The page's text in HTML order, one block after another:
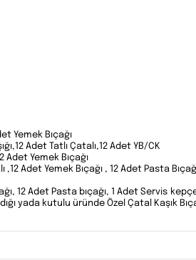
Yemek Bıçağı
Adet Tatlı Çatalı,12 Adet YB/CK
Adet Yemek Bıçağı
,12 Adet Yemek Bıçağı , 12 Adet Pasta
12 Adet Pasta bıçağı, 1 Adet Servis
yada kutulu üründe Özel Çatal Kaşık